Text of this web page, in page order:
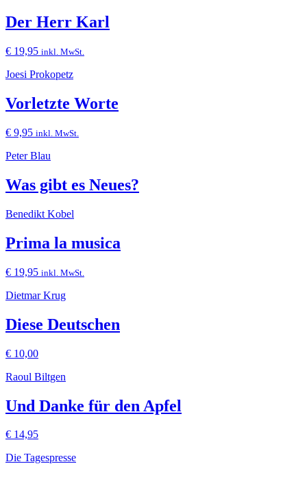
Der Herr Karl
€ 19,95 inkl. MwSt.
Joesi Prokopetz
Vorletzte Worte
€ 9,95 inkl. MwSt.
Peter Blau
Was gibt es Neues?
Benedikt Kobel
Prima la musica
€ 19,95 inkl. MwSt.
Dietmar Krug
Diese Deutschen
€ 10,00
Raoul Biltgen
Und Danke für den Apfel
€ 14,95
Die Tagespresse